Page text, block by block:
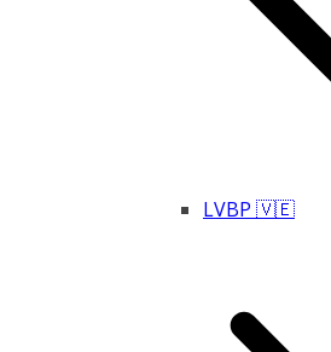
LVBP 🇻🇪